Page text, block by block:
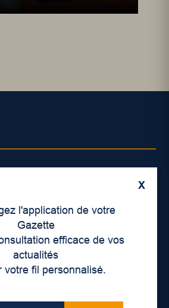
X
l'application de votre
Gazette
efficace de vos
actualités
votre fil personnalisé.